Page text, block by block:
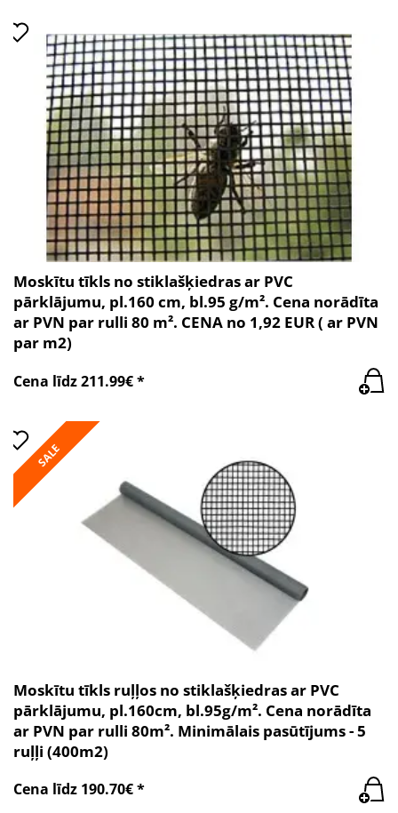
Moskītu tīkls no stiklašķiedras ar PVC
pārklājumu, pl.160 cm, bl.95 g/m². Cena norādīta
ar PVN par rulli 80 m². CENA no 1,92 EUR ( ar PVN
par m2)
Cena līdz 211.99€ *
SALE
Moskītu tīkls ruļļos no stiklašķiedras ar PVC
pārklājumu, pl.160cm, bl.95g/m². Cena norādīta
ar PVN par rulli 80m². Minimālais pasūtījums - 5
ruļļi (400m2)
Cena līdz 190.70€ *